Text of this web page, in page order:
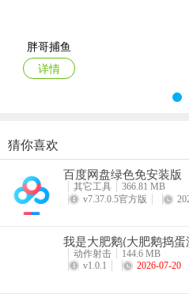
快来一起体验吧。游戏特色：
外，画面精美不说，还有给力的特
玩家根据自己爱好进行选择。考
低、中、高场次任意选，每个玩家都
2、这里玩家可以体验公平公正的竞
3、丰富的棋牌竞争游戏，与真正
胖哥捕鱼
详情
猜你喜欢
百度网盘绿色免安装版
其它工具
366.81 MB
v7.37.0.5官方版
我是大肥鹅(大肥鹅捣蛋
动作射击
144.6 MB
v1.0.1
2026-07-20